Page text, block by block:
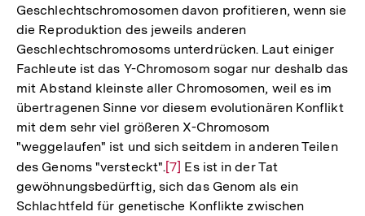
Geschlechtschromosomen davon profitieren, wenn sie
die Reproduktion des jeweils anderen
Geschlechtschromosoms unterdrücken. Laut einiger
Fachleute ist das Y-Chromosom sogar nur deshalb das
mit Abstand kleinste aller Chromosomen, weil es im
übertragenen Sinne vor diesem evolutionären Konflikt
mit dem sehr viel größeren X-Chromosom
"weggelaufen" ist und sich seitdem in anderen Teilen
des Genoms "versteckt".Zur
Auflösung
der
[7] Es ist in der Tat
gewöhnungsbedürftig, sich das Genom als ein
Schlachtfeld für genetische Konflikte zwischen